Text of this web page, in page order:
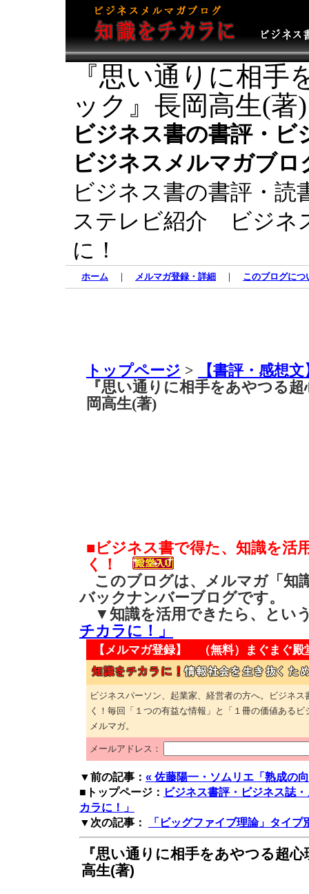
『思い通りに相
ック』長岡高生(著)
ビジネス書の書評・
ビジネスメルマガブ
ビジネス書の書評・読
ステレビ紹介 ビジネ
に！
ホーム ｜ メルマガ登録・詳細 ｜ このブログにつ
トップページ >
【書評・感想
『思い通りに相手をあやつる
岡高生(著)
■ビジネス書で得た、知識を活
く！
このブログは、メルマガ「知
バックナンバーブログです。
▼知識を活用できたら、と
チカラに！」
【メルマガ登録】 （無料） まぐまぐ殿
ビジネスパーソン、起業家、経営者の方へ。ビジネ
く！毎回「１つの有益な情報」と「１冊の価値ある
メルマガ。
メールアドレス：
▼前の記事： « 佐藤陽一・ソムリエ「熟成の
■トップページ： ビジネス書評・ビジネス誌
カラに！」
▼次の記事：
「ビッグファイブ理論」タイ
『思い通りに相手をあやつる超
高生(著)